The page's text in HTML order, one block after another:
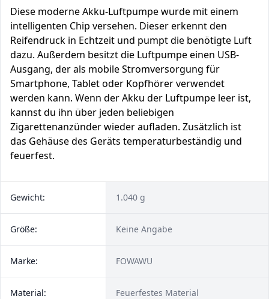
Diese moderne Akku-Luftpumpe wurde mit einem
intelligenten Chip versehen. Dieser erkennt den
Reifendruck in Echtzeit und pumpt die benötigte Luft
dazu. Außerdem besitzt die Luftpumpe einen USB-
Ausgang, der als mobile Stromversorgung für
Smartphone, Tablet oder Kopfhörer verwendet
werden kann. Wenn der Akku der Luftpumpe leer ist,
kannst du ihn über jeden beliebigen
Zigarettenanzünder wieder aufladen. Zusätzlich ist
das Gehäuse des Geräts temperaturbeständig und
feuerfest.
Gewicht: 1.040 g
Größe: Keine Angabe
Marke: FOWAWU
Material: Feuerfestes Material